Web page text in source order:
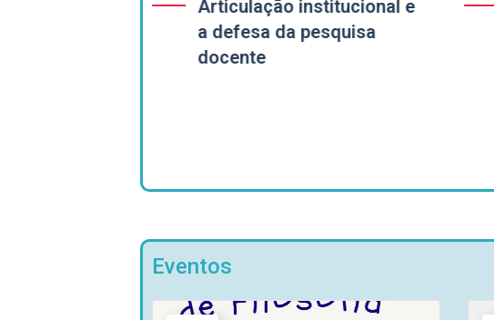
Articulação institucional e
a defesa da pesquisa
docente
Eventos